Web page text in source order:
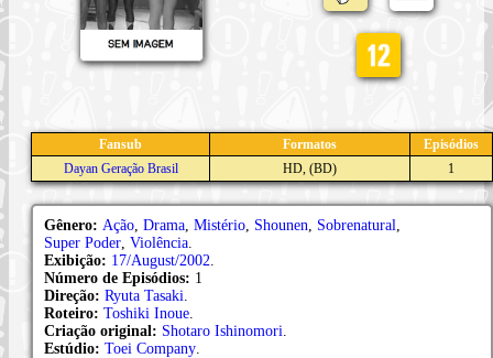
Fansub Formatos
Episódios
Dayan Geração Brasil
HD, (BD) 1
Gênero: Ação Drama Mistério Shounen Sobrenatural
Super Poder Violência
Exibição: 17/August/2002
Número de Episódios: 1
Direção: Ryuta Tasaki
Roteiro: Toshiki Inoue
Criação original: Shotaro Ishinomori
Estúdio: Toei Company